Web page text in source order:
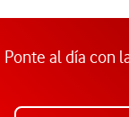
Ponte al día con